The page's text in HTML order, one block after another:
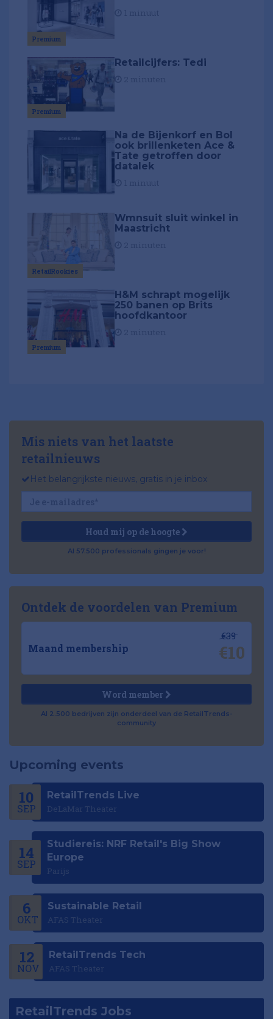
Premium
Premium
Retailcijfers: Tedi
Na de Bijenkorf en Bol
ook brillenketen Ace &
Tate getroffen door
datalek
RetailRookies
Wmnsuit sluit winkel in
Maastricht
Premium
H&M schrapt mogelijk
250 banen op Brits
hoofdkantoor
Mis niets van het laatste
retailnieuws
Het belangrijkste nieuws, gratis in je inbox
Houd mij op de hoogte
Al 57.500 professionals gingen je voor!
Ontdek de voordelen van Premium
Maand membership
€39
€10
Word member
Al 2.500 bedrijven zijn onderdeel van de RetailTrends-
community
Upcoming events
10
SEP
RetailTrends Live
DeLaMar Theater
14
SEP
Studiereis: NRF Retail's Big Show
Europe
Parijs
6
OKT
Sustainable Retail
AFAS Theater
12
NOV
RetailTrends Tech
AFAS Theater
RetailTrends Jobs